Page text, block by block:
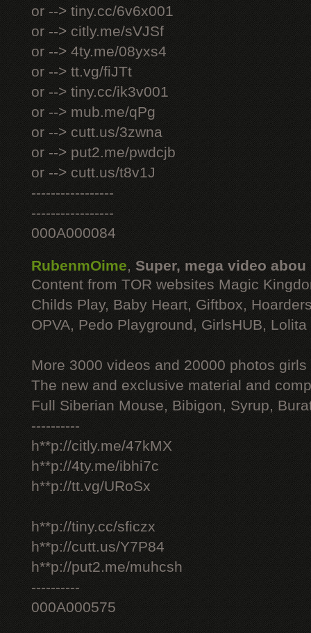
or --> tiny.cc/6v6x001
or --> citly.me/sVJSf
or --> 4ty.me/08yxs4
or --> tt.vg/fiJTt
or --> tiny.cc/ik3v001
or --> mub.me/qPg
or --> cutt.us/3zwna
or --> put2.me/pwdcjb
or --> cutt.us/t8v1J
-----------------
-----------------
000A000084
RubenmOime, Super, mega video abou
Content from TOR websites Magic
Childs Play, Baby Heart, Giftbox,
OPVA, Pedo Playground, GirlsHUB, Lolita
More 3000 videos and 20000 photos
The new and exclusive material and
Full Siberian Mouse, Bibigon, Syrup,
----------
h**p://citly.me/47kMX
h**p://4ty.me/ibhi7c
h**p://tt.vg/URoSx
h**p://tiny.cc/sficzx
h**p://cutt.us/Y7P84
h**p://put2.me/muhcsh
----------
000A000575